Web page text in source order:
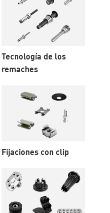
Tecnología de los
remaches
Fijaciones con clip